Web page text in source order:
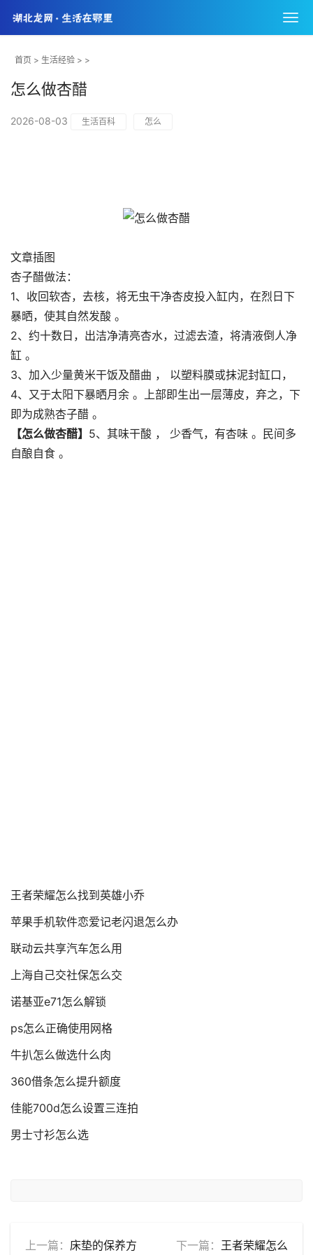
首页 > 生活经验 > >
怎么做杏醋
2026-08-03 生活百科 怎么
文章插图
杏子醋做法：
1、收回软杏，去核，将无虫干净杏皮投入缸内，在烈日下
暴晒，使其自然发酸 。
2、约十数日，出洁净清亮杏水，过滤去渣，将清液倒人净
缸 。
3、加入少量黄米干饭及醋曲 ， 以塑料膜或抹泥封缸口，
4、又于太阳下暴晒月余 。上部即生出一层薄皮，弃之，下
即为成熟杏子醋 。
【怎么做杏醋】 5、其味干酸 ， 少香气，有杏味 。民间多
自酿自食 。
王者荣耀怎么找到英雄小乔
苹果手机软件恋爱记老闪退怎么办
联动云共享汽车怎么用
上海自己交社保怎么交
诺基亚e71怎么解锁
ps怎么正确使用网格
牛扒怎么做选什么肉
360借条怎么提升额度
佳能700d怎么设置三连拍
男士寸衫怎么选
上一篇： 床垫的保养方
下一篇： 王者荣耀怎么